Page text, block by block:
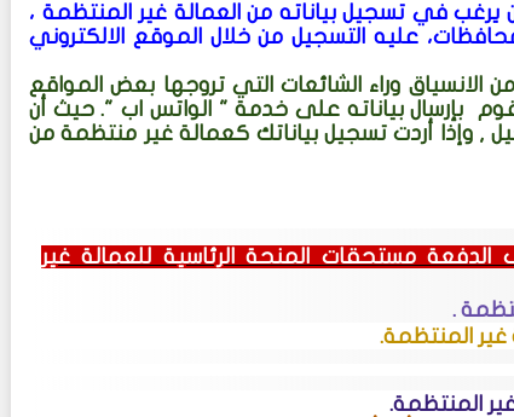
يرغب في تسجيل بياناته من العمالة غير المنتظمة ،
عليه التسجيل من خلال الموقع الالكتروني
الانسياق وراء الشائعات التي تروجها بعض المواقع
بإرسال بياناته على خدمة " الواتس اب ".حيث أن
وإذا أردت تسجيل بياناتك كعمالة غير منتظمة من
مستحقات المنحة الرئاسية للعمالة غير
.
غير المنتظمة.
المنتظمة.